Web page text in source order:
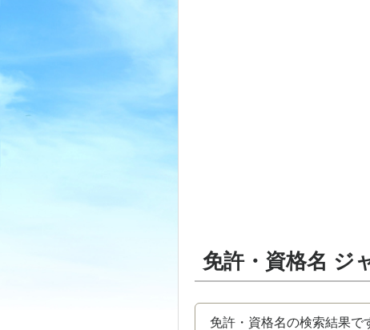
免許・資格名 ジ
免許・資格名の検索結果で